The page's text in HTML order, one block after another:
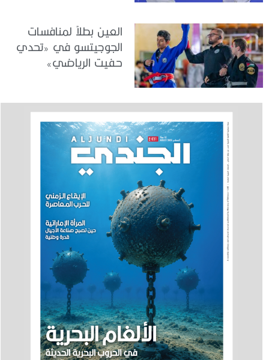
العين بطلاً لمنافسات
الجوجيتسو في «تحدي
حفيت الرياضي»